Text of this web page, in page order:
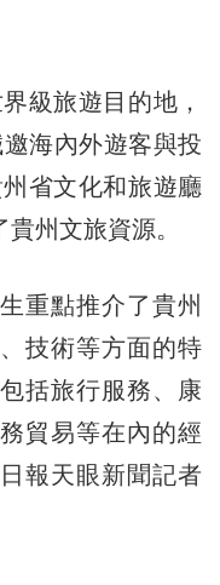
級旅遊目的地，
邀海內外遊客與投
省文化和旅遊廳
州文旅資源。
點推介了貴州
技術等方面的特
括旅行服務、康
貿易等在內的經
報天眼新聞記者